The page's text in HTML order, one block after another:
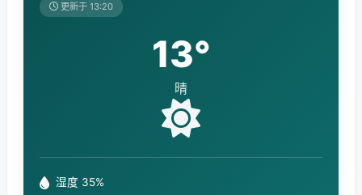
更新于 13:20
13°
晴
湿度 35%